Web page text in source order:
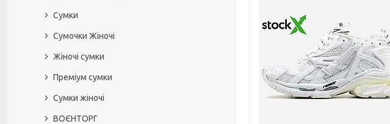
Сумки
Сумочки Жіночі
Жіночі сумки
Преміум сумки
Сумки жіночі
ВОЄНТОРГ